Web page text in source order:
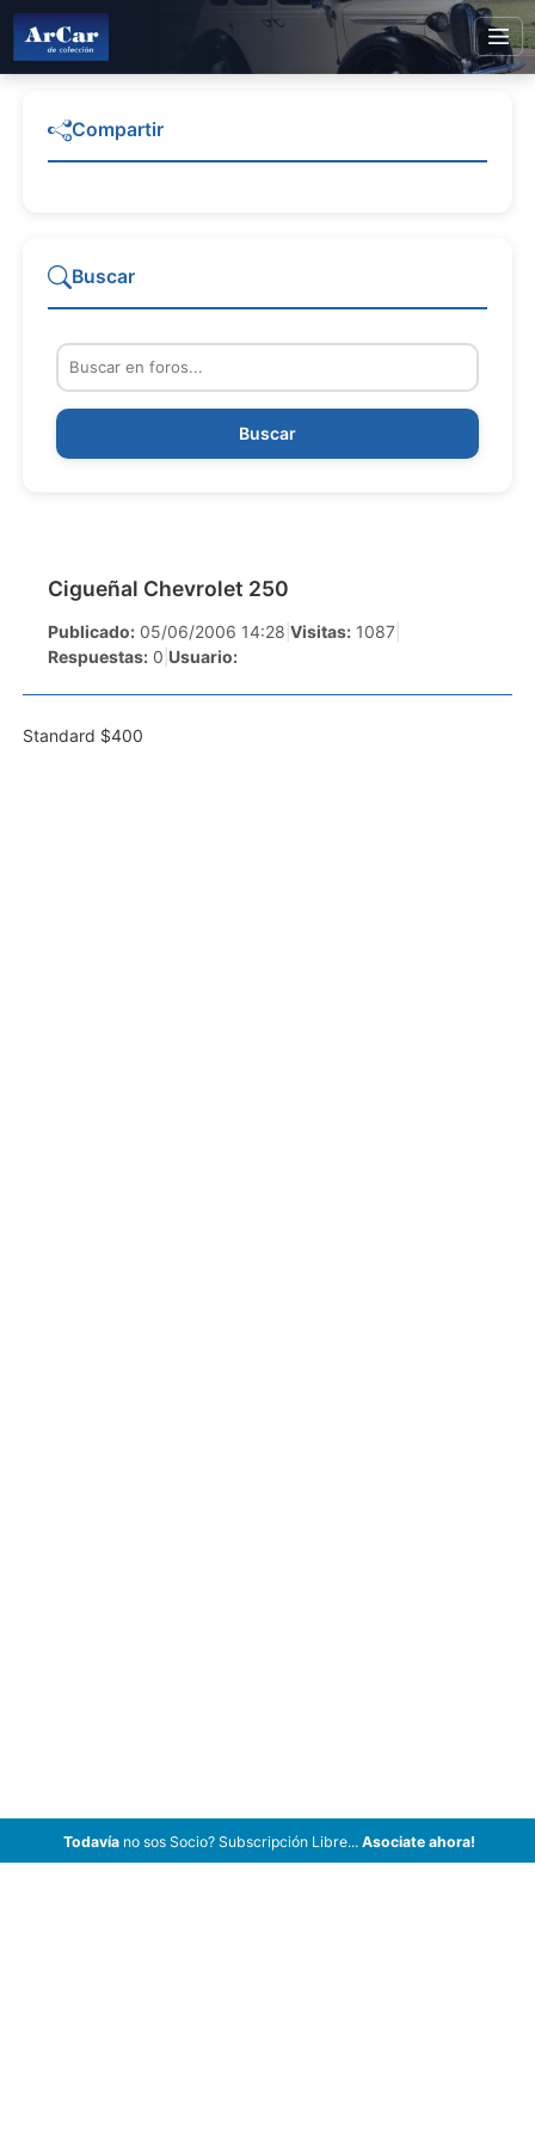
Cigueñal Chevrolet 250
Publicado: 05/06/2006 14:28 Visitas: 1087
Respuestas: 0 Usuario:
Standard $400
Compartir
Buscar
Buscar
Todavíano sos Socio? Subscripción Libre... Asociate ahora!